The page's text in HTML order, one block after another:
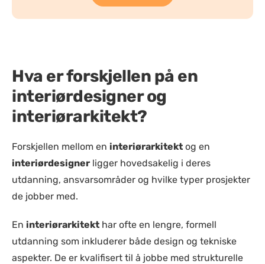
Hva er forskjellen på en
interiørdesigner og
interiørarkitekt?
Forskjellen mellom en interiørarkitekt og en
interiørdesigner ligger hovedsakelig i deres
utdanning, ansvarsområder og hvilke typer prosjekter
de jobber med.
En interiørarkitekt har ofte en lengre, formell
utdanning som inkluderer både design og tekniske
aspekter. De er kvalifisert til å jobbe med strukturelle